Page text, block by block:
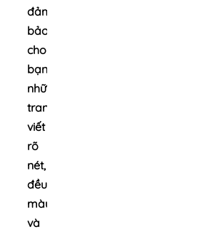
đảm
bảo
cho
bạn
những
trang
viết
rõ
nét,
đều
màu
và